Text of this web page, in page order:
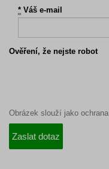
* Váš e-mail
Ověření, že nejste robot
Obrázek slouží jako